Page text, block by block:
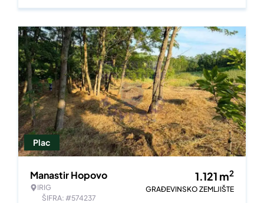
Plac
Manastir Hopovo
IRIG
ŠIFRA: #574237
1.121 m2
GRAĐEVINSKO ZEMLJIŠTE